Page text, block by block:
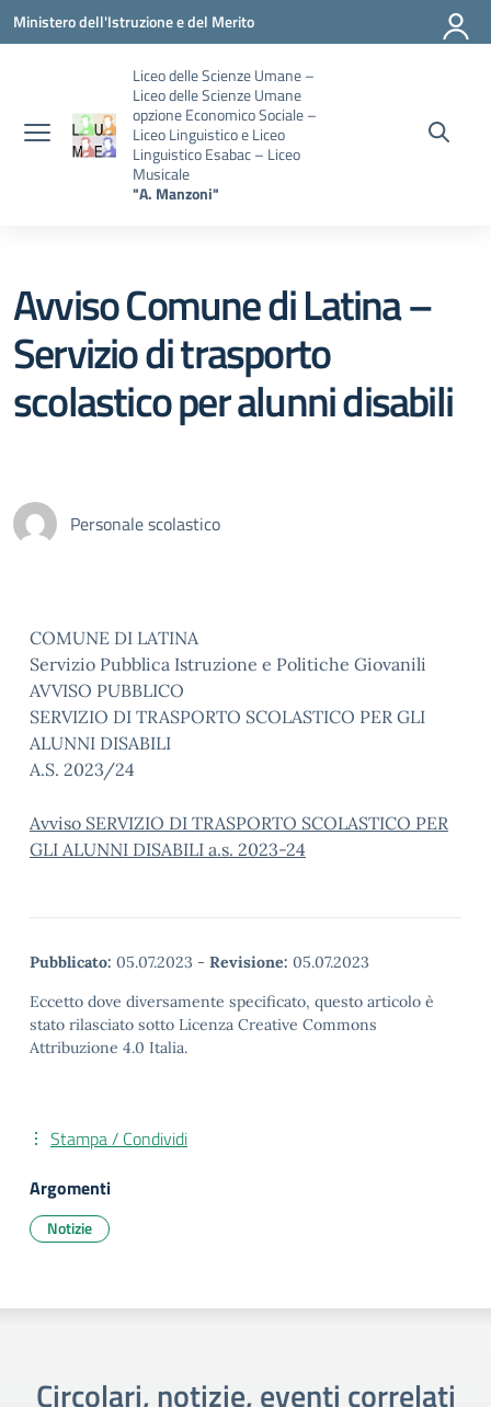
Vai ai contenuti
Vai al menu di navigazione
Vai al footer
Ministero dell'Istruzione e del Merito
Liceo delle Scienze Umane –
Liceo delle Scienze Umane
opzione Economico Sociale –
Liceo Linguistico e Liceo
Linguistico Esabac – Liceo
Musicale
"A. Manzoni"
Avviso Comune di Latina –
Servizio di trasporto
scolastico per alunni disabili
Personale scolastico
COMUNE DI LATINA
Servizio Pubblica Istruzione e Politiche Giovanili
AVVISO PUBBLICO
SERVIZIO DI TRASPORTO SCOLASTICO PER GLI
ALUNNI DISABILI
A.S. 2023/24
Avviso SERVIZIO DI TRASPORTO SCOLASTICO PER
GLI ALUNNI DISABILI a.s. 2023-24
Pubblicato: 05.07.2023 - Revisione: 05.07.2023
Eccetto dove diversamente specificato, questo articolo è
stato rilasciato sotto Licenza Creative Commons
Attribuzione 4.0 Italia.
Stampa / Condividi
Argomenti
Notizie
Circolari, notizie, eventi correlati